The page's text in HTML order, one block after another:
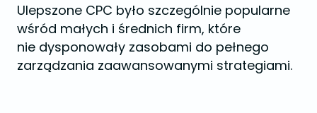
Ulepszone CPC było szczególnie popularne
wśród małych i średnich firm, które
nie dysponowały zasobami do pełnego
zarządzania zaawansowanymi strategiami.